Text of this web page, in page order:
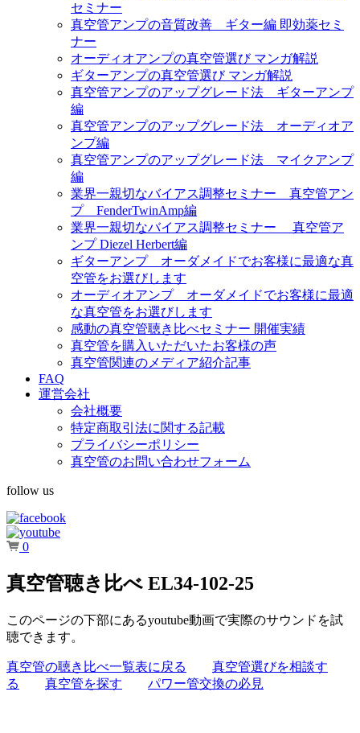
セミナー
真空管アンプの音質改善 ギター編 即効薬セミ
ナー
オーディオアンプの真空管選び マンガ解説
ギターアンプの真空管選び マンガ解説
真空管アンプのアップグレード法 ギターアンプ
編
真空管アンプのアップグレード法 オーディオア
ンプ編
真空管アンプのアップグレード法 マイクアンプ
編
業界一親切なバイアス調整セミナー 真空管アン
プ FenderTwinAmp編
業界一親切なバイアス調整セミナー 真空管ア
ンプ Diezel Herbert編
ギターアンプ オーダメイドでお客様に最適な真
空管をお選びします
オーディオアンプ オーダメイドでお客様に最適
な真空管をお選びします
感動の真空管聴き比べセミナー 開催実績
真空管を購入いただいたお客様の声
真空管関連のメディア紹介記事
FAQ
運営会社
会社概要
特定商取引法に関する記載
プライバシーポリシー
真空管のお問い合わせフォーム
follow us
0
真空管聴き比べ EL34-102-25
このページの下部にあるyoutube動画で実際のサウンドを試
聴できます。
真空管の聴き比べ一覧表に戻る
真空管選びを相談す
る
真空管を探す パワー管交換の必見